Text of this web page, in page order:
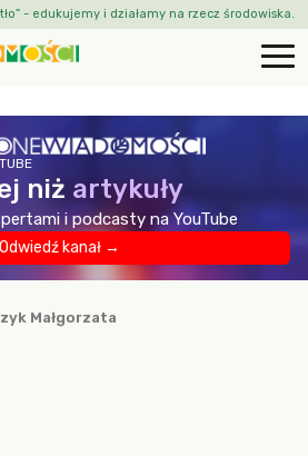
- edukujemy i działamy na rzecz środowiska.
niż artykuły
i podcasty na YouTube
Odwiedź kanał →
Małgorzata